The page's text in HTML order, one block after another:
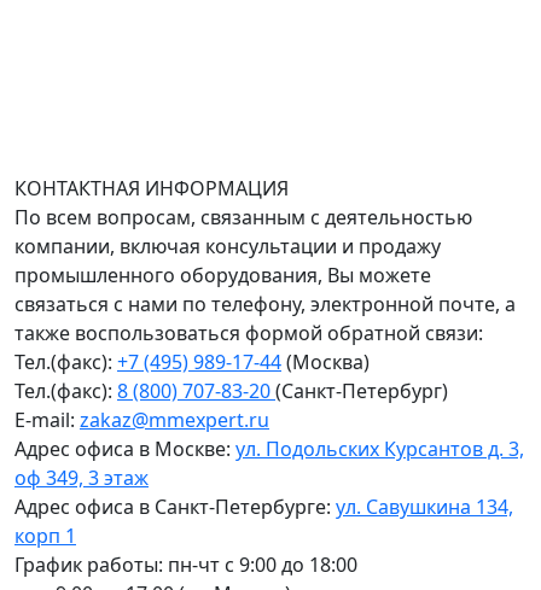
КОНТАКТНАЯ ИНФОРМАЦИЯ
По всем вопросам, связанным с деятельностью
компании, включая консультации и продажу
промышленного оборудования, Вы можете
связаться с нами по телефону, электронной почте, а
также воспользоваться формой обратной связи:
Тел.(факс): +7 (495) 989-17-44(Москва)
Тел.(факс): 8 (800) 707-83-20(Санкт-Петербург)
E-mail: zakaz@mmexpert.ru
Адрес офиса в Москве: ул. Подольских Курсантов д. 3,
оф 349, 3 этаж
Адрес офиса в Санкт-Петербурге: ул. Савушкина 134,
корп 1
График работы: пн-чт с 9:00 до 18:00